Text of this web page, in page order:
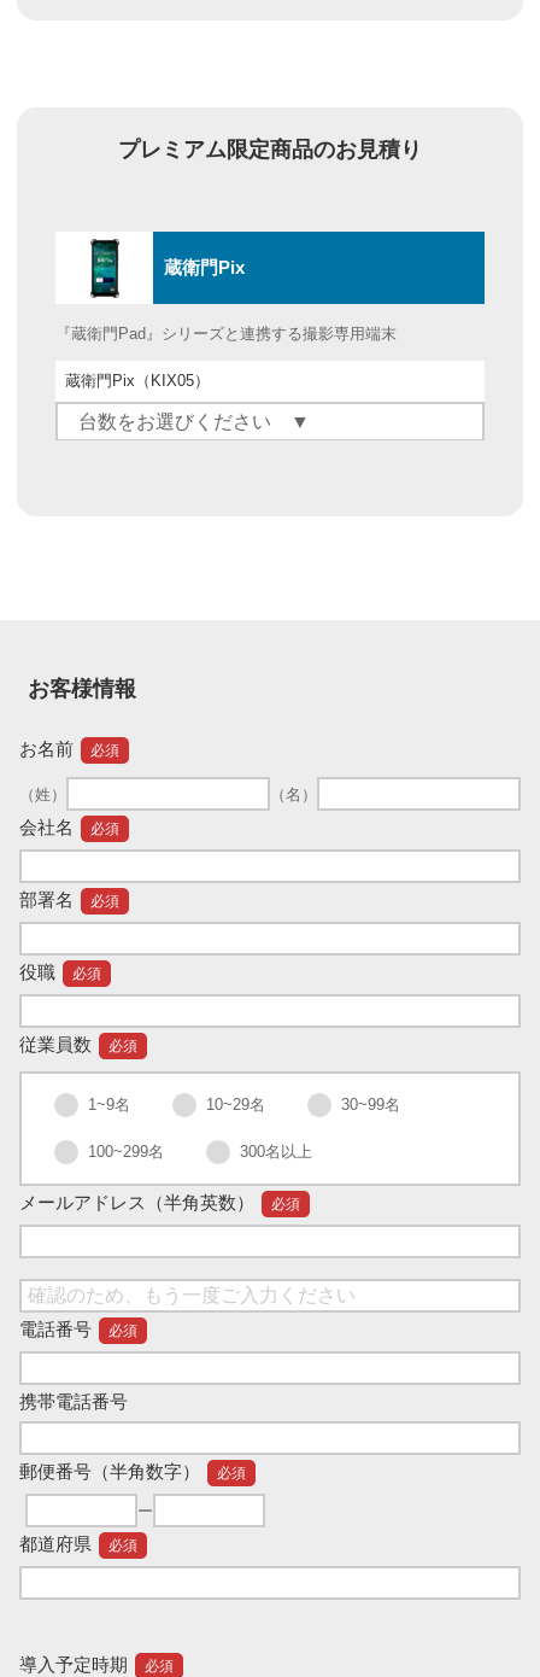
プレミアム限定商品のお見積り
蔵衛門Pix
『蔵衛門Pad』シリーズと連携する撮影専用端末
蔵衛門Pix（KIX05）
お客様情報
お名前 必須
（姓） （名）
会社名 必須
部署名 必須
役職 必須
従業員数 必須
1~9名 10~29名 30~99名
100~299名 300名以上
メールアドレス （半角英数） 必須
電話番号 必須
携帯電話番号
郵便番号 （半角数字） 必須
ー
都道府県 必須
導入予定時期 必須